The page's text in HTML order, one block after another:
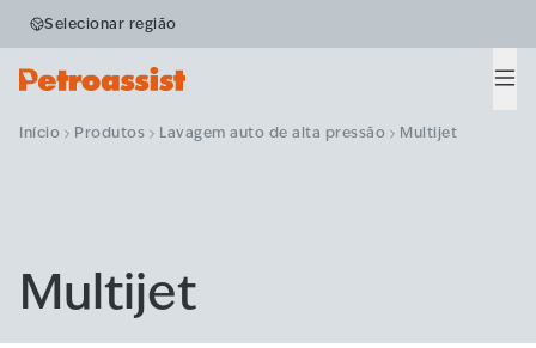
Selecionar região
Início Produtos Lavagem auto de alta pressão Multijet
Multijet